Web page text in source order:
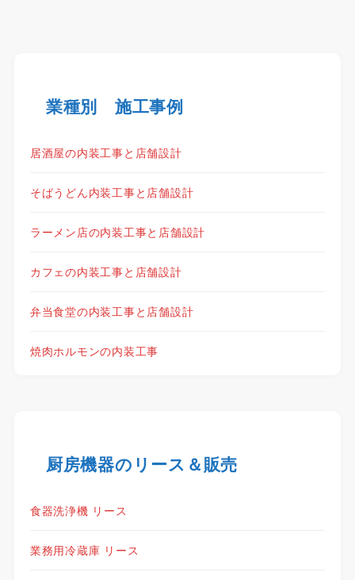
業種別 施工事例
居酒屋の内装工事と店舗設計
そばうどん内装工事と店舗設計
ラーメン店の内装工事と店舗設計
カフェの内装工事と店舗設計
弁当食堂の内装工事と店舗設計
焼肉ホルモンの内装工事
厨房機器のリース＆販売
食器洗浄機 リース
業務用冷蔵庫 リース